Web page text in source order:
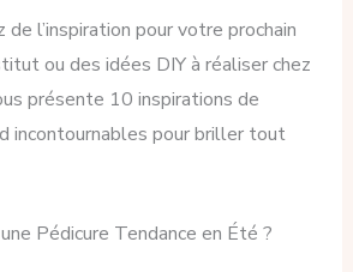
de l’inspiration pour votre prochain
ou des idées DIY à réaliser chez
présente 10 inspirations de
incontournables pour briller tout
Pédicure Tendance en Été ?